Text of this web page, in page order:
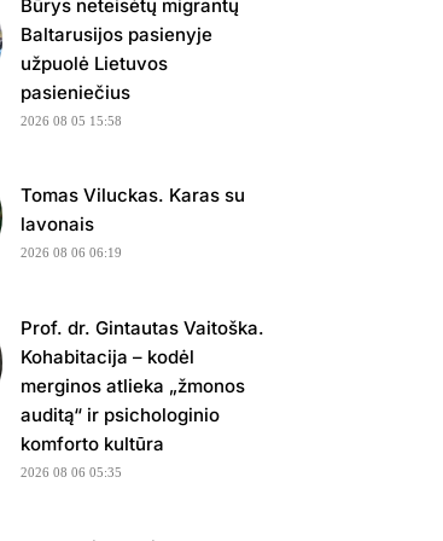
Būrys neteisėtų migrantų
Baltarusijos pasienyje
užpuolė Lietuvos
pasieniečius
2026 08 05 15:58
Tomas Viluckas. Karas su
lavonais
2026 08 06 06:19
Prof. dr. Gintautas Vaitoška.
Kohabitacija – kodėl
merginos atlieka „žmonos
auditą“ ir psichologinio
komforto kultūra
2026 08 06 05:35